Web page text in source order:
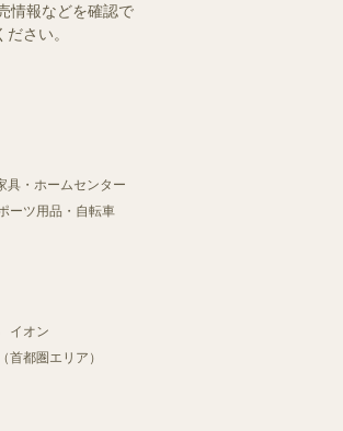
情報などを確認で
さい。
具・ホームセンター
ーツ用品・自転車
イオン
首都圏エリア）